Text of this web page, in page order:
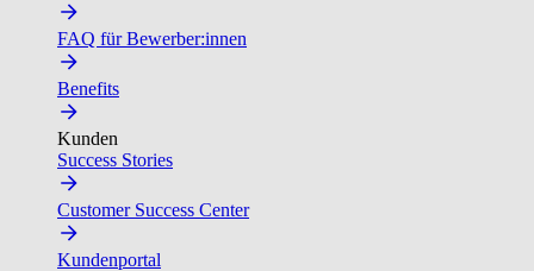
FAQ für Bewerber:innen
Benefits
Kunden
Success Stories
Customer Success Center
Kundenportal